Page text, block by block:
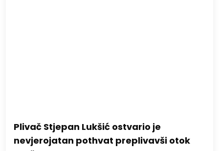
Plivač Stjepan Lukšić ostvario je
nevjerojatan pothvat preplivavši otok